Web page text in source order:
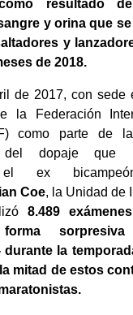
resultado
y orina que
y
de 2018.
de 2017, con sede
la Federación
como parte de
del dopaje que
el ex
Coe, la Unidad de
8.489
durante la
mitad de estos